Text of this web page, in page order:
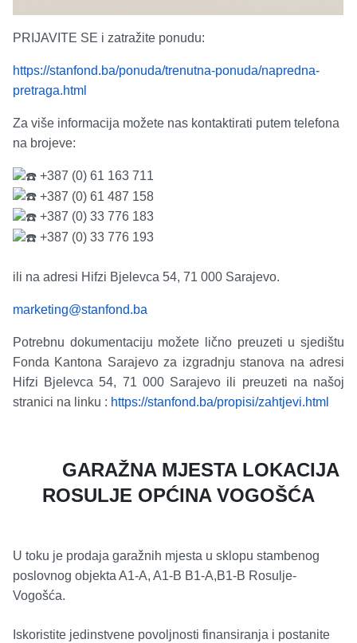
PRIJAVITE SE i zatražite ponudu:
https://stanfond.ba/ponuda/trenutna-ponuda/napredna-
pretraga.html
Za više informacija možete nas kontaktirati putem telefona
na brojeve:
+387 (0) 61 163 711
+387 (0) 61 487 158
+387 (0) 33 776 183
+387 (0) 33 776 193
ili na adresi Hifzi Bjelevca 54, 71 000 Sarajevo.
marketing@stanfond.ba
Potrebnu dokumentaciju možete lično preuzeti u sjedištu
Fonda Kantona Sarajevo za izgradnju stanova na adresi
Hifzi Bjelevca 54, 71 000 Sarajevo ili preuzeti na našoj
stranici na linku : https://stanfond.ba/propisi/zahtjevi.html
GARAŽNA MJESTA LOKACIJA
ROSULJE OPĆINA VOGOŠĆA
U toku je prodaja garažnih mjesta u sklopu stambenog
poslovnog objekta A1-A, A1-B B1-A,B1-B Rosulje-
Vogošća.
Iskoristite jedinstvene povoljnosti finansiranja i postanite